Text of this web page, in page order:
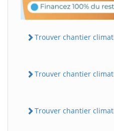
Trouver chantier
Trouver chantier
Trouver chantier